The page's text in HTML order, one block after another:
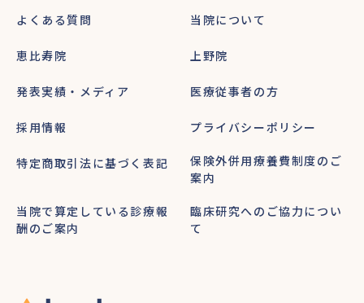
よくある質問 当院について
恵比寿院 上野院
発表実績・メディア 医療従事者の方
採用情報 プライバシーポリシー
特定商取引法に基づく表記
保険外併用療養費制度のご
案内
当院で算定している診療報
酬のご案内
臨床研究へのご協力につい
て